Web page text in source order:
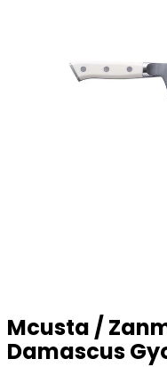
Mcusta /
Damascus